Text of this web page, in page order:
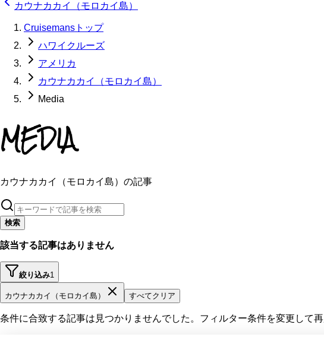
カウナカカイ（モロカイ島）
Cruisemansトップ
ハワイクルーズ
アメリカ
カウナカカイ（モロカイ島）
Media
MEDIA
カウナカカイ（モロカイ島）の記事
検索
該当する記事はありません
絞り込み1
カウナカカイ（モロカイ島） すべてクリア
条件に合致する記事は見つかりませんでした。フィルター条件を変更して再